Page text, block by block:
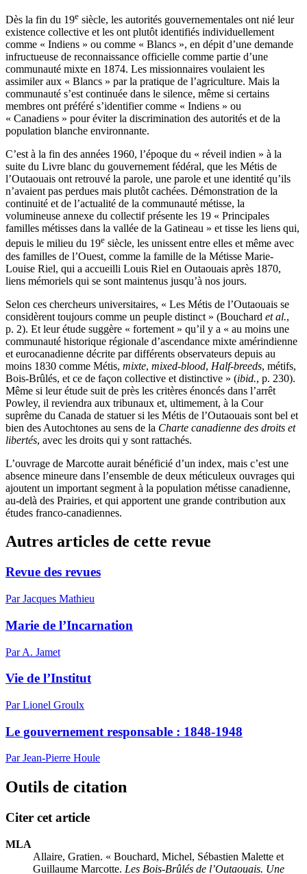
Dès la fin du 19e siècle, les autorités gouvernementales ont nié leur
existence collective et les ont plutôt identifiés individuellement
comme « Indiens » ou comme « Blancs », en dépit d’une demande
infructueuse de reconnaissance officielle comme partie d’une
communauté mixte en 1874. Les missionnaires voulaient les
assimiler aux « Blancs » par la pratique de l’agriculture. Mais la
communauté s’est continuée dans le silence, même si certains
membres ont préféré s’identifier comme « Indiens » ou
« Canadiens » pour éviter la discrimination des autorités et de la
population blanche environnante.
C’est à la fin des années 1960, l’époque du « réveil indien » à la
suite du Livre blanc du gouvernement fédéral, que les Métis de
l’Outaouais ont retrouvé la parole, une parole et une identité qu’ils
n’avaient pas perdues mais plutôt cachées. Démonstration de la
continuité et de l’actualité de la communauté métisse, la
volumineuse annexe du collectif présente les 19 « Principales
familles métisses dans la vallée de la Gatineau » et tisse les liens qui,
depuis le milieu du 19e siècle, les unissent entre elles et même avec
des familles de l’Ouest, comme la famille de la Métisse Marie-
Louise Riel, qui a accueilli Louis Riel en Outaouais après 1870,
liens mémoriels qui se sont maintenus jusqu’à nos jours.
Selon ces chercheurs universitaires, « Les Métis de l’Outaouais se
considèrent toujours comme un peuple distinct » (Bouchard et al.,
p. 2). Et leur étude suggère « fortement » qu’il y a « au moins une
communauté historique régionale d’ascendance mixte amérindienne
et eurocanadienne décrite par différents observateurs depuis au
moins 1830 comme Métis, mixte, mixed-blood, Half-breeds, métifs,
Bois-Brûlés, et ce de façon collective et distinctive » (ibid., p. 230).
Même si leur étude suit de près les critères énoncés dans l’arrêt
Powley, il reviendra aux tribunaux et, ultimement, à la Cour
suprême du Canada de statuer si les Métis de l’Outaouais sont bel et
bien des Autochtones au sens de la Charte canadienne des droits et
libertés, avec les droits qui y sont rattachés.
L’ouvrage de Marcotte aurait bénéficié d’un index, mais c’est une
absence mineure dans l’ensemble de deux méticuleux ouvrages qui
ajoutent un important segment à la population métisse canadienne,
au-delà des Prairies, et qui apportent une grande contribution aux
études franco-canadiennes.
Autres articles de cette revue
Revue des revues
Par Jacques Mathieu
Marie de l’Incarnation
Par A. Jamet
Vie de l’Institut
Par Lionel Groulx
Le gouvernement responsable : 1848-1948
Par Jean-Pierre Houle
Outils de citation
Citer cet article
MLA
Allaire, Gratien. « Bouchard, Michel, Sébastien Malette et
Guillaume Marcotte. Les Bois-Brûlés de l’Outaouais. Une